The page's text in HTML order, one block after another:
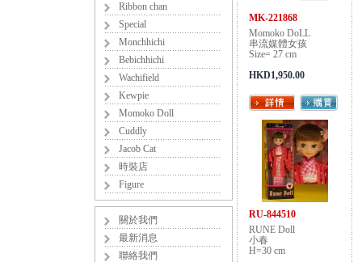
Ribbon chan
Special
Monchhichi
Bebichhichi
Wachifield
Kewpie
Momoko Doll
Cuddly
Jacob Cat
時裝店
Figure
關於我們
最新消息
聯絡我們
MK-221868
Momoko DoLL
串流媒體女孩
Size= 27 cm
HKD1,950.00
RU-844510
RUNE Doll
小春
H=30 cm